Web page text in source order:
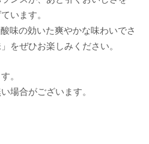
います。
味の効いた爽やかな味わいでさ
をぜひお楽しみください。
。
場合がございます。